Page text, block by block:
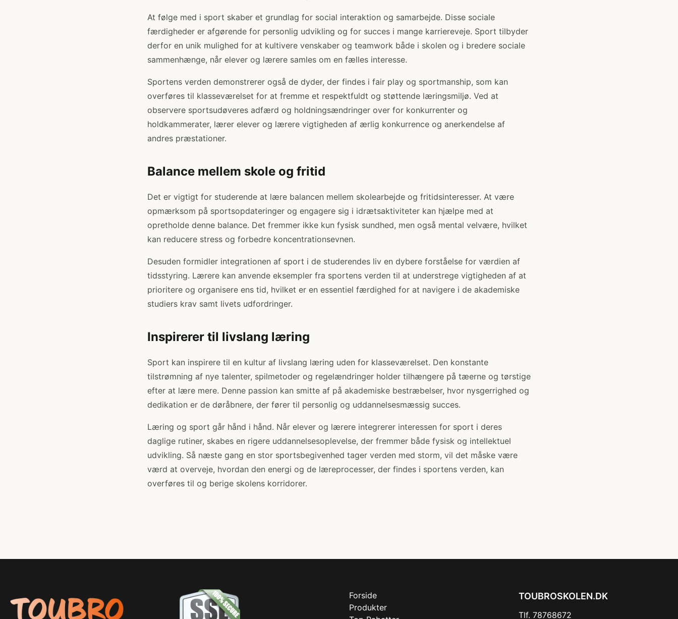
At følge med i sport skaber et grundlag for social interaktion og samarbejde. Disse sociale
færdigheder er afgørende for personlig udvikling og for succes i mange karriereveje. Sport tilbyder
derfor en unik mulighed for at kultivere venskaber og teamwork både i skolen og i bredere sociale
sammenhænge, når elever og lærere samles om en fælles interesse.
Sportens verden demonstrerer også de dyder, der findes i fair play og sportmanship, som kan
overføres til klasseværelset for at fremme et respektfuldt og støttende læringsmiljø. Ved at
observere sportsudøveres adfærd og holdningsændringer over for konkurrenter og
holdkammerater, lærer elever og lærere vigtigheden af ærlig konkurrence og anerkendelse af
andres præstationer.
Balance mellem skole og fritid
Det er vigtigt for studerende at lære balancen mellem skolearbejde og fritidsinteresser. At være
opmærksom på sportsopdateringer og engagere sig i idrætsaktiviteter kan hjælpe med at
opretholde denne balance. Det fremmer ikke kun fysisk sundhed, men også mental velvære, hvilket
kan reducere stress og forbedre koncentrationsevnen.
Desuden formidler integrationen af sport i de studerendes liv en dybere forståelse for værdien af
tidsstyring. Lærere kan anvende eksempler fra sportens verden til at understrege vigtigheden af at
prioritere og organisere ens tid, hvilket er en essentiel færdighed for at navigere i de akademiske
studiers krav samt livets udfordringer.
Inspirerer til livslang læring
Sport kan inspirere til en kultur af livslang læring uden for klasseværelset. Den konstante
tilstrømning af nye talenter, spilmetoder og regelændringer holder tilhængere på tæerne og tørstige
efter at lære mere. Denne passion kan smitte af på akademiske bestræbelser, hvor nysgerrighed og
dedikation er de døråbnere, der fører til personlig og uddannelsesmæssig succes.
Læring og sport går hånd i hånd. Når elever og lærere integrerer interessen for sport i deres
daglige rutiner, skabes en rigere uddannelsesoplevelse, der fremmer både fysisk og intellektuel
udvikling. Så næste gang en stor sportsbegivenhed tager verden med storm, vil det måske være
værd at overveje, hvordan den energi og de læreprocesser, der findes i sportens verden, kan
overføres til og berige skolens korridorer.
Forside
Produkter
TOUBROSKOLEN.DK
Tlf. 78768672